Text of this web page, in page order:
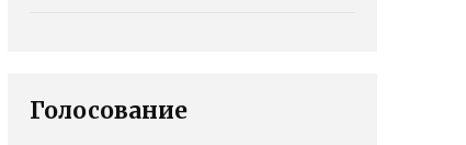
Голосование